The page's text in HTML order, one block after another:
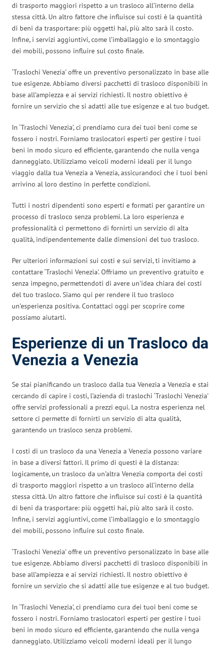
di trasporto maggiori rispetto a un trasloco all’interno della
stessa città. Un altro fattore che influisce sui costi è la quantità
di beni da trasportare: più oggetti hai, più alto sarà il costo.
Infine, i servizi aggiuntivi, come l’imballaggio e lo smontaggio
dei mobili, possono influire sul costo finale.
‘Traslochi Venezia’ offre un preventivo personalizzato in base alle
tue esigenze. Abbiamo diversi pacchetti di trasloco disponibili in
base all’ampiezza e ai servizi richiesti. Il nostro obiettivo è
fornire un servizio che si adatti alle tue esigenze e al tuo budget.
In ‘Traslochi Venezia’, ci prendiamo cura dei tuoi beni come se
fossero i nostri. Forniamo traslocatori esperti per gestire i tuoi
beni in modo sicuro ed efficiente, garantendo che nulla venga
danneggiato. Utilizziamo veicoli moderni ideali per il lungo
viaggio dalla tua Venezia a Venezia, assicurandoci che i tuoi beni
arrivino al loro destino in perfette condizioni.
Tutti i nostri dipendenti sono esperti e formati per garantire un
processo di trasloco senza problemi. La loro esperienza e
professionalità ci permettono di fornirti un servizio di alta
qualità, indipendentemente dalle dimensioni del tuo trasloco.
Per ulteriori informazioni sui costi e sui servizi, ti invitiamo a
contattare ‘Traslochi Venezia’. Offriamo un preventivo gratuito e
senza impegno, permettendoti di avere un’idea chiara dei costi
del tuo trasloco. Siamo qui per rendere il tuo trasloco
un’esperienza positiva. Contattaci oggi per scoprire come
possiamo aiutarti.
Esperienze di un Trasloco da
Venezia a Venezia
Se stai pianificando un trasloco dalla tua Venezia a Venezia e stai
cercando di capire i costi, l’azienda di traslochi ‘Traslochi Venezia’
offre servizi professionali a prezzi equi. La nostra esperienza nel
settore ci permette di fornirti un servizio di alta qualità,
garantendo un trasloco senza problemi.
I costi di un trasloco da una Venezia a Venezia possono variare
in base a diversi fattori. Il primo di questi è la distanza:
logicamente, un trasloco da un’altra Venezia comporta dei costi
di trasporto maggiori rispetto a un trasloco all’interno della
stessa città. Un altro fattore che influisce sui costi è la quantità
di beni da trasportare: più oggetti hai, più alto sarà il costo.
Infine, i servizi aggiuntivi, come l’imballaggio e lo smontaggio
dei mobili, possono influire sul costo finale.
‘Traslochi Venezia’ offre un preventivo personalizzato in base alle
tue esigenze. Abbiamo diversi pacchetti di trasloco disponibili in
base all’ampiezza e ai servizi richiesti. Il nostro obiettivo è
fornire un servizio che si adatti alle tue esigenze e al tuo budget.
In ‘Traslochi Venezia’, ci prendiamo cura dei tuoi beni come se
fossero i nostri. Forniamo traslocatori esperti per gestire i tuoi
beni in modo sicuro ed efficiente, garantendo che nulla venga
danneggiato. Utilizziamo veicoli moderni ideali per il lungo